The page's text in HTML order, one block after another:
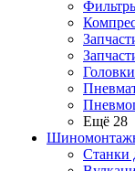
Ещё 28
Станки